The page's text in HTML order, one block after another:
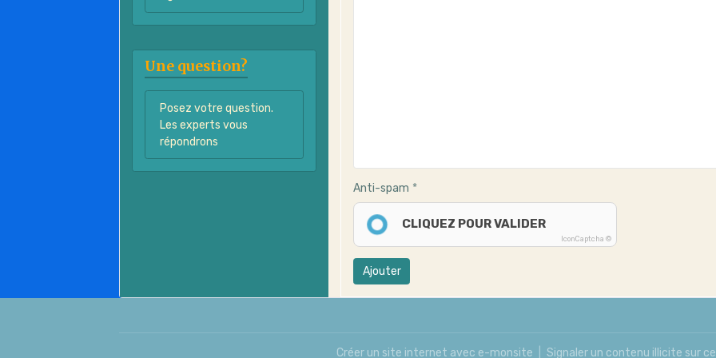
Anti-spam
CLIQUEZ POUR VALIDER
IconCaptcha ©
Ajouter
Une question?
Posez votre question.
Les experts vous
répondrons
Créer un site internet avec e-monsite Signaler un contenu illicite sur